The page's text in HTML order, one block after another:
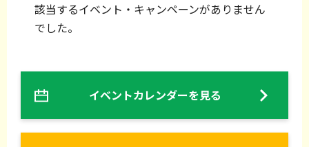
該当するイベント・キャンペーンがありません
でした。
イベントカレンダーを見る